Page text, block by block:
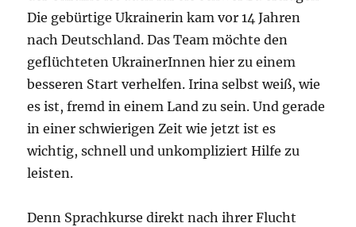
Die gebürtige Ukrainerin kam vor 14 Jahren
nach Deutschland. Das Team möchte den
geflüchteten UkrainerInnen hier zu einem
besseren Start verhelfen. Irina selbst weiß, wie
es ist, fremd in einem Land zu sein. Und gerade
in einer schwierigen Zeit wie jetzt ist es
wichtig, schnell und unkompliziert Hilfe zu
leisten.
Denn Sprachkurse direkt nach ihrer Flucht